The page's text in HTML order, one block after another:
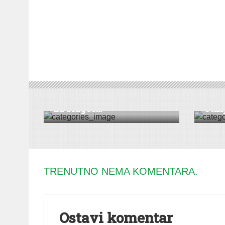
DRUŠTVO|KULTURA|VESTI|RUMA
za blagos...
VESTI
TRENUTNO NEMA KOMENTARA.
Ostavi komentar